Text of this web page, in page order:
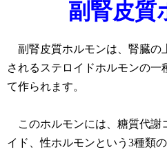
副腎皮質
副腎皮質ホルモンは、腎臓の
されるステロイドホルモンの
て作られます。
このホルモンには、糖質代謝
イド、性ホルモンという3種類